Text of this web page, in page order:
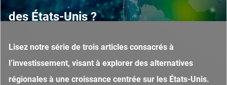
des États-Unis ?
Lisez notre série de trois articles consacrés à
l’investissement, visant à explorer des alternatives
régionales à une croissance centrée sur les États-Unis.